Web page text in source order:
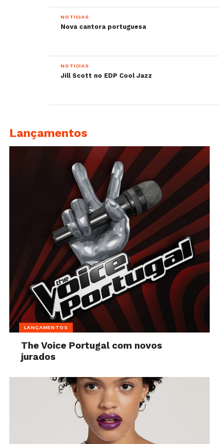
NOTÍCIAS
Nova cantora portuguesa
NOTÍCIAS
Jill Scott no EDP Cool Jazz
Lançamentos
LANÇAMENTOS
The Voice Portugal com novos
jurados